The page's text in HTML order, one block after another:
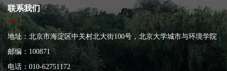
联系我们
地址：北京市海淀区中关村北大街100号，北京大学城市与环境学院
大楼
邮编：100871
电话：010-62751172